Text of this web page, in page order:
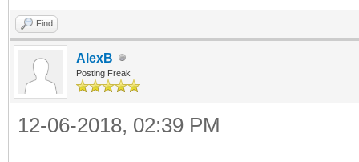
Find
AlexB
Posting Freak
12-06-2018, 02:39 PM